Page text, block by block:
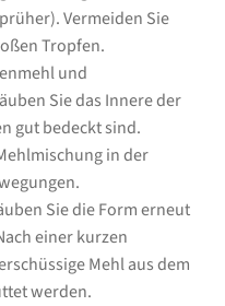
Vermeiden Sie
Tropfen.
und
Sie das Innere der
gut bedeckt sind.
in der
Sie die Form erneut
einer kurzen
Mehl aus dem
werden.